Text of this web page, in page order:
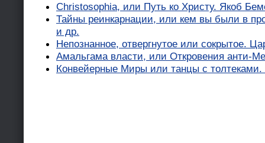
Christosophia, или Путь ко Христу. Якоб
Тайны реинкарнации, или кем вы были в
и др.
Непознанное, отвергнутое или сокрытое.
Амальгама власти, или Откровения анти-
Конвейерные Миры или танцы с